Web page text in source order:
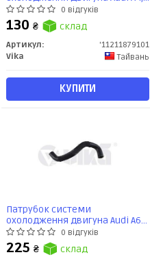
A6/Seat Exeo 2.0 (04-13)
гумовий (11211879101) VIKA
0 відгуків
130 ₴ склад
Артикул:
'11211879101
Vika
Тайвань
КУПИТИ
Патрубок системи
охолодження двигуна Audi A6
2.0D,2.0 (04-11) (11211882101)
VIKA
0 відгуків
225 ₴ склад